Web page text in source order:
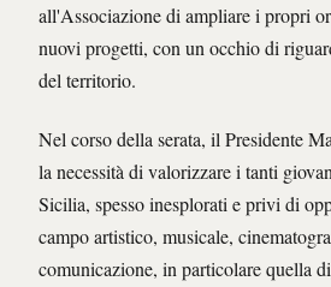
all'Associazione di ampliare i propri
nuovi progetti, con un occhio di
del territorio.
Nel corso della serata, il Presidente
la necessità di valorizzare i tanti
Sicilia, spesso inesplorati e privi di
campo artistico, musicale,
comunicazione, in particolare quella